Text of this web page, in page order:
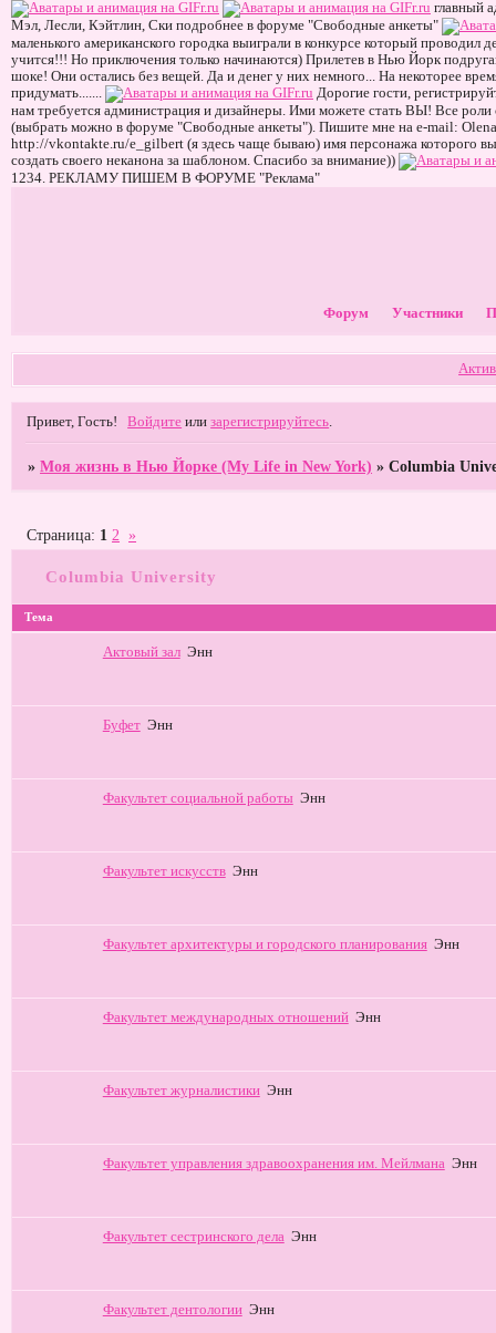
главный
Мэл, Лесли, Кэйтлин, Ски подробнее в форуме "Свободные анкеты"
маленького американского городка выиграли в конкурсе который
учится!!! Но приключения только начинаются) Прилетев в Нью Йорк
шоке! Они остались без вещей. Да и денег у них немного... На некоторее
придумать.......
Дорогие гости,
нам требуется администрация и дизайнеры. Ими можете стать ВЫ! Все
(выбрать можно в форуме "Свободные анкеты"). Пишите мне на е-mаil:
http://vkontakte.ru/e_gilbert (я здесь чаще бываю) имя персонажа которого
создать своего неканона за шаблоном. Спасибо за внимание))
1234. РЕКЛАМУ ПИШЕМ В ФОРУМЕ "Реклама"
Форум Участники
Привет, Гость! Войдите илизарегистрируйтесь
»Моя жизнь в Нью Йорке (My Life in New York) »Columbia
Columbia University
Страница: 1 2 »
Тема
Актовый зал Энн
Буфет Энн
Факультет социальной работы Энн
Факультет искусств Энн
Факультет архитектуры и городского планирования Энн
Факультет международных отношений Энн
Факультет журналистики Энн
Факультет управления здравоохранения им. Мейлмана Энн
Факультет сестринского дела Энн
Факультет дентологии Энн